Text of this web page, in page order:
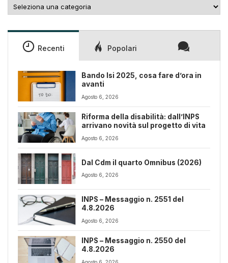
Recenti Popolari
Bando Isi 2025, cosa fare d’ora in
avanti
Agosto 6, 2026
Riforma della disabilità: dall’INPS
arrivano novità sul progetto di vita
Agosto 6, 2026
Dal Cdm il quarto Omnibus (2026)
Agosto 6, 2026
INPS – Messaggio n. 2551 del
4.8.2026
Agosto 6, 2026
INPS – Messaggio n. 2550 del
4.8.2026